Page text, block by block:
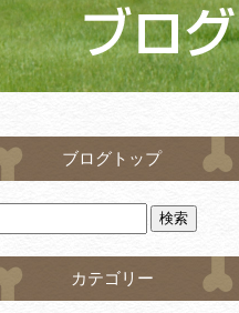
ブログトップ
カテゴリー